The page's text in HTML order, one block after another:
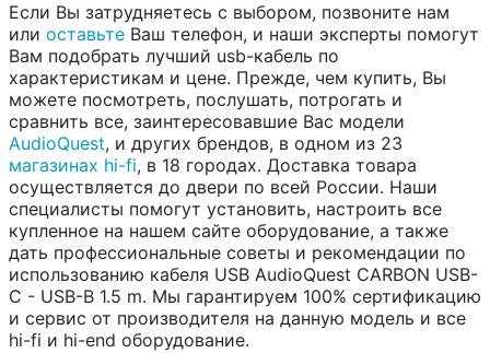
Если Вы затрудняетесь с выбором, позвоните нам
или оставьте Ваш телефон, и наши эксперты помогут
Вам подобрать лучший usb-кабель по
характеристикам и цене. Прежде, чем купить, Вы
можете посмотреть, послушать, потрогать и
сравнить все, заинтересовавшие Вас модели
AudioQuest, и других брендов, в одном из 23
магазинах hi-fi, в 18 городах. Доставка товара
осуществляется до двери по всей России. Наши
специалисты помогут установить, настроить все
купленное на нашем сайте оборудование, а также
дать профессиональные советы и рекомендации по
использованию кабеля USB AudioQuest CARBON USB-
C - USB-B 1.5 m. Мы гарантируем 100% сертификацию
и сервис от производителя на данную модель и все
hi-fi и hi-end оборудование.